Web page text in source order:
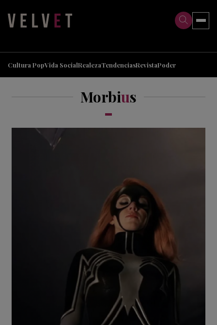
Cultura PopVida SocialRealezaTendenciasRevistaPoder
Morbius